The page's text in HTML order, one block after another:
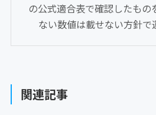
の公式適合表で確認したもの
ない数値は載せない方針で
関連記事